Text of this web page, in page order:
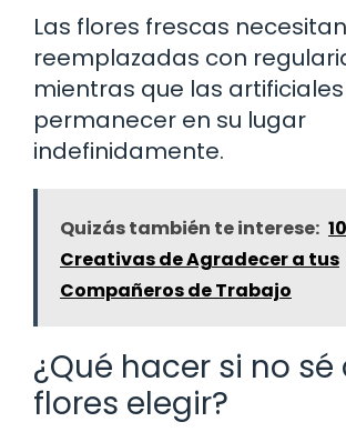
Las flores frescas
reemplazadas con
mientras que las
permanecer en su lugar
indefinidamente.
Quizás también te interese:
Creativas de Agradecer a tus
Compañeros de Trabajo
¿Qué hacer si no sé
flores elegir?